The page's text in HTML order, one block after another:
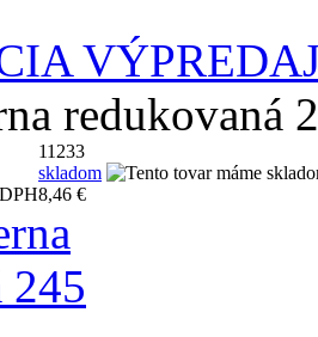
redukovaná
11233
skladom
8,46 €